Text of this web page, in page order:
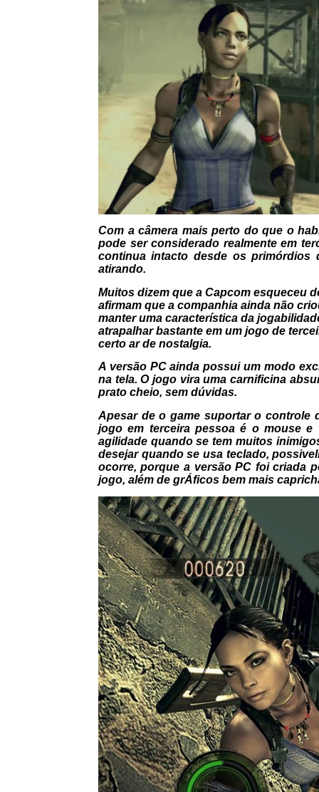
Com a câmera mais perto do que o
pode ser considerado realmente em
continua intacto desde os primórdios
atirando.
Muitos dizem que a Capcom esqueceu
afirmam que a companhia ainda não
manter uma característica da
atrapalhar bastante em um jogo de
certo ar de nostalgia.
A versão PC ainda possui um modo
na tela. O jogo vira uma carnificina
prato cheio, sem dúvidas.
Apesar de o game suportar o controle
jogo em terceira pessoa é o mouse
agilidade quando se tem muitos
desejar quando se usa teclado,
ocorre, porque a versão PC foi criada
jogo, além de grÁficos bem mais